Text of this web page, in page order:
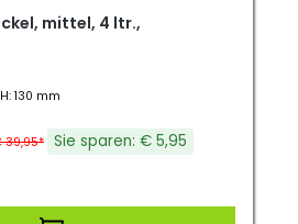
mittel, 4 ltr.,
130 mm
39,95* Sie sparen: € 5,95